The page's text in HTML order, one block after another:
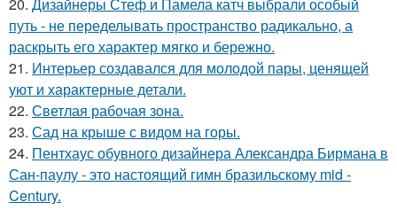
путь - не переделывать пространство радикально, а
раскрыть его характер мягко и бережно.
21. Интерьер создавался для молодой пары, ценящей
уют и характерные детали.
22. Светлая рабочая зона.
23. Сад на крыше с видом на горы.
24. Пентхаус обувного дизайнера Александра Бирмана в
Сан-паулу - это настоящий гимн бразильскому mid -
Century.